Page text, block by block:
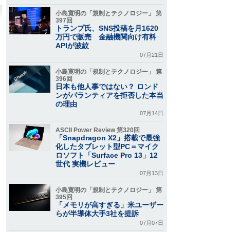
小島寛明の「規制とテクノロジー」 第
397回
トランプ氏、SNS投稿を月1620
万円で販売 金融機関向け有料
APIが波紋
07月21日
小島寛明の「規制とテクノロジー」 第
396回
日本も他人事ではない？ ロンド
ンがパランティアを拒否した本当
の理由
07月14日
ASCII Power Review 第320回
「Snapdragon X2」搭載で最強
化したタブレット型PC＝マイク
ロソフト「Surface Pro 13」12
世代 実機レビュー
07月13日
小島寛明の「規制とテクノロジー」 第
395回
「メモリが高すぎる」米ユーザー
らが半導体大手3社を提訴
07月07日